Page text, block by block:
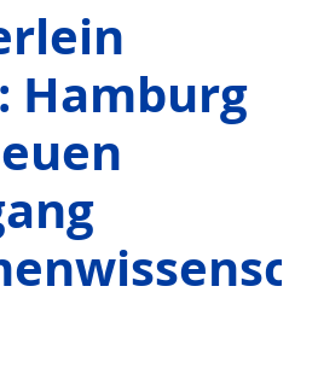
Hamburg